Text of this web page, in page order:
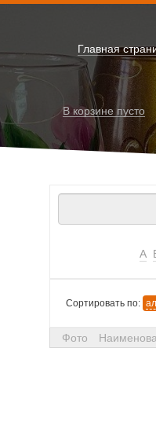
Главная
В корзине пусто
А
Сортировать по:
Фото